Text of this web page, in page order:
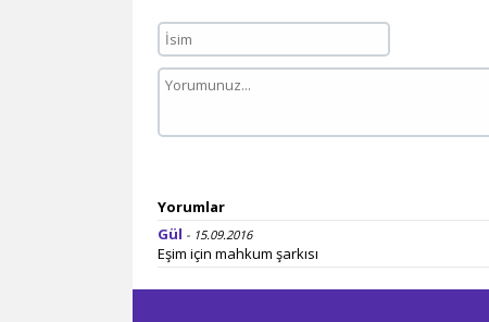
Yorumlar
Gül - 15.09.2016
Eşim için mahkum şarkısı